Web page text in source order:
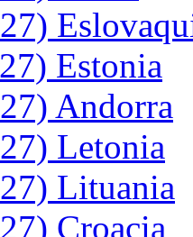
Estonia
Andorra
Letonia
Lituania
Croacia